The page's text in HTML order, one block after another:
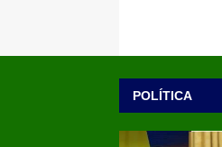
POLÍTICA